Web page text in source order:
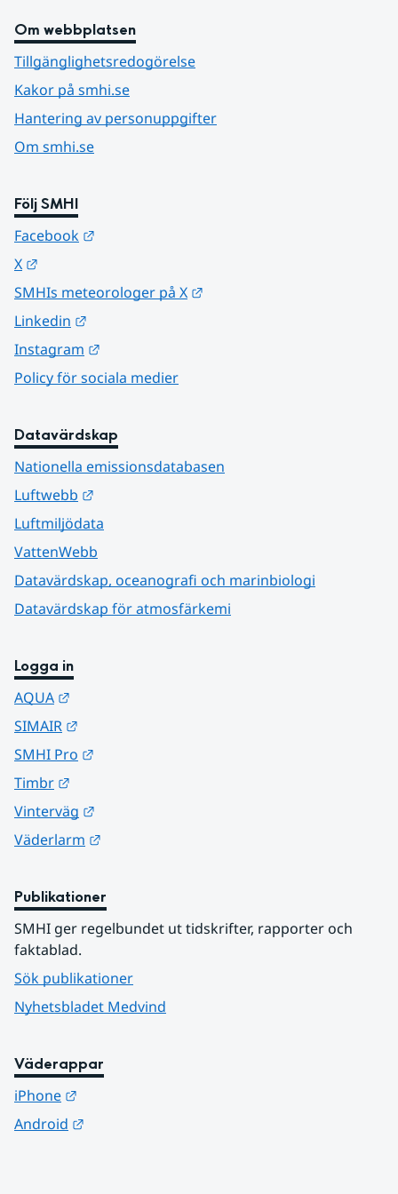
Om webbplatsen
Tillgänglighetsredogörelse
Kakor på smhi.se
Hantering av personuppgifter
Om smhi.se
Följ SMHI
Facebook
X
SMHIs meteorologer på X
Linkedin
Instagram
Policy för sociala medier
Datavärdskap
Nationella emissionsdatabasen
Luftwebb
Luftmiljödata
VattenWebb
Datavärdskap, oceanografi och marinbiologi
Datavärdskap för atmosfärkemi
Logga in
AQUA
SIMAIR
SMHI Pro
Timbr
Vinterväg
Väderlarm
Publikationer
SMHI ger regelbundet ut tidskrifter, rapporter och
faktablad.
Sök publikationer
Nyhetsbladet Medvind
Väderappar
iPhone
Android